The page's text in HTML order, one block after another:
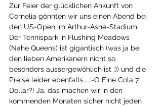
Zur Feier der glücklichen Ankunft von
Cornelia gönnten wir uns einen Abend bei
den US-Open im Arthur-Ashe-Stadium.
Der Tennispark in Flushing Meadows
(Nähe Queens) ist gigantisch (was ja bei
den lieben Amerikanern nicht so
besonders aussergewöhlich ist ;)) und die
Preise leider ebenfalls... :-O Eine Cola 7
Dollar?! Ja, das machen wir in den
kommenden Monaten sicher nicht jeden